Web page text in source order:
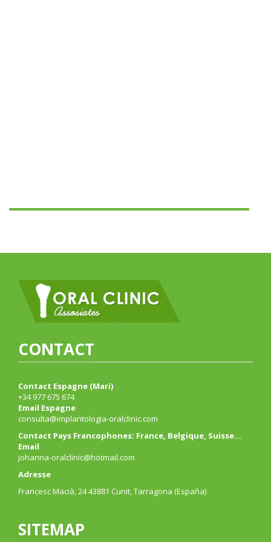
CONTACT
Contact Espagne (Mari)
+34 977 675 674
Email Espagne
consulta@implantologia-oralclinic.com
Contact Pays Francophones: France, Belgique, Suisse…
Email
johanna-oralclinic@hotmail.com
Adresse
Francesc Macià, 24 43881 Cunit, Tarragona (España)
SITEMAP